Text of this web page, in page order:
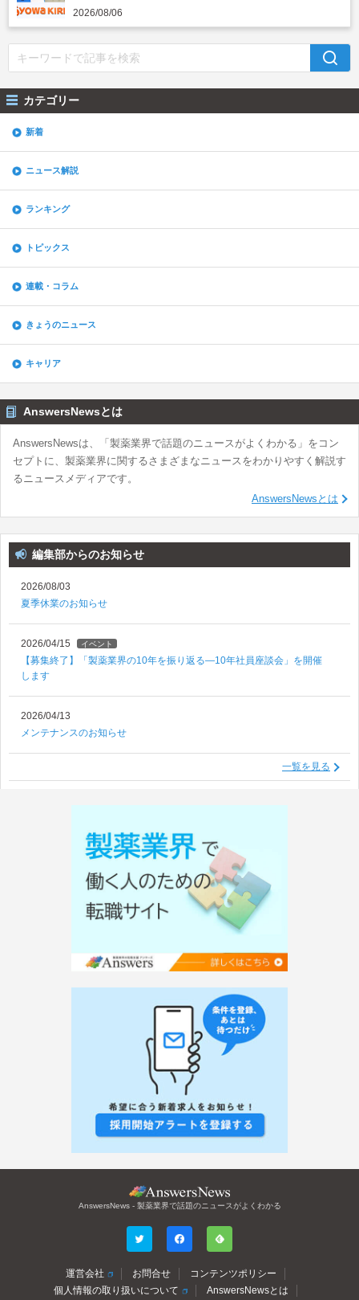
2026/08/06
カテゴリー
新着
ニュース解説
ランキング
トピックス
連載・コラム
きょうのニュース
キャリア
AnswersNewsとは
AnswersNewsは、「製薬業界で話題のニュースがよくわかる」をコン
セプトに、製薬業界に関するさまざまなニュースをわかりやすく解説す
るニュースメディアです。
AnswersNewsとは
編集部からのお知らせ
2026/08/03
夏季休業のお知らせ
2026/04/15 イベント
【募集終了】「製薬業界の10年を振り返る―10年社員座談会」を開催
します
2026/04/13
メンテナンスのお知らせ
一覧を見る
AnswersNews - 製薬業界で話題のニュースがよくわかる
運営会社 お問合せ
コンテンツポリシー
個人情報の取り扱いについて
AnswersNewsとは